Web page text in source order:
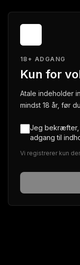
18+ ADGANG
Kun for
Atale indeholder
mindst 18 år, før
Jeg bekræfter,
adgang til
Vi registrerer kun